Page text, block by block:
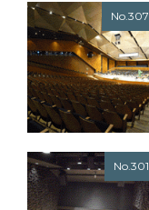
No.307
No.301